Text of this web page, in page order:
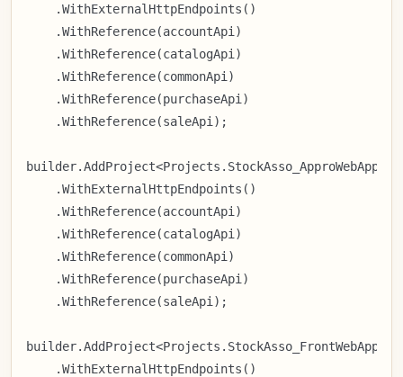
    .WithExternalHttpEndpoints()
    .WithReference(accountApi)
    .WithReference(catalogApi)
    .WithReference(commonApi)
    .WithReference(purchaseApi)
    .WithReference(saleApi);
    .WithExternalHttpEndpoints()
    .WithReference(accountApi)
    .WithReference(catalogApi)
    .WithReference(commonApi)
    .WithReference(purchaseApi)
    .WithReference(saleApi);
    .WithExternalHttpEndpoints()